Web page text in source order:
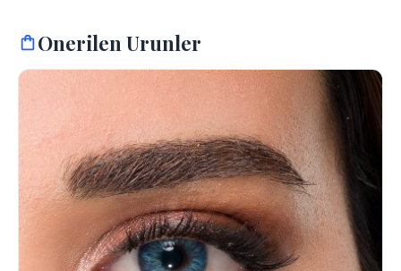
Onerilen Urunler